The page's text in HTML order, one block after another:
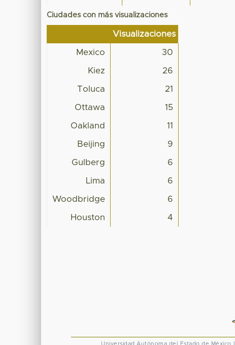
Ciudades con más visualizaciones
Visualizaciones
Mexico 30
Kiez 26
Toluca 21
Ottawa 15
Oakland 11
Beijing 9
Gulberg 6
Lima 6
Woodbridge 6
Houston 4
Universidad Autónoma del Estado de México